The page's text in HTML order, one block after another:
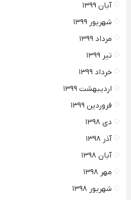
آبان ۱۳۹۹
شهریور ۱۳۹۹
مرداد ۱۳۹۹
تیر ۱۳۹۹
خرداد ۱۳۹۹
اردیبهشت ۱۳۹۹
فروردین ۱۳۹۹
دی ۱۳۹۸
آذر ۱۳۹۸
آبان ۱۳۹۸
مهر ۱۳۹۸
شهریور ۱۳۹۸